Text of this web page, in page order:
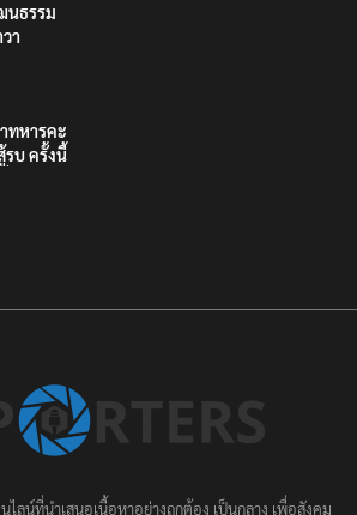
นธรรม
า
ทหารคะ
รบ ครั้งนี้
ไลน์ที่นำเสนอเนื้อหาอย่างถูกต้อง เป็นกลาง เพื่อสังคม